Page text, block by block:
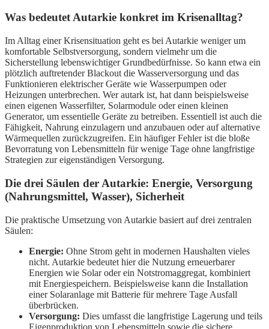
Was bedeutet Autarkie konkret im Krisenalltag?
Im Alltag einer Krisensituation geht es bei Autarkie weniger um
komfortable Selbstversorgung, sondern vielmehr um die
Sicherstellung lebenswichtiger Grundbedürfnisse. So kann etwa ein
plötzlich auftretender Blackout die Wasserversorgung und das
Funktionieren elektrischer Geräte wie Wasserpumpen oder
Heizungen unterbrechen. Wer autark ist, hat dann beispielsweise
einen eigenen Wasserfilter, Solarmodule oder einen kleinen
Generator, um essentielle Geräte zu betreiben. Essentiell ist auch die
Fähigkeit, Nahrung einzulagern und anzubauen oder auf alternative
Wärmequellen zurückzugreifen. Ein häufiger Fehler ist die bloße
Bevorratung von Lebensmitteln für wenige Tage ohne langfristige
Strategien zur eigenständigen Versorgung.
Die drei Säulen der Autarkie: Energie, Versorgung
(Nahrungsmittel, Wasser), Sicherheit
Die praktische Umsetzung von Autarkie basiert auf drei zentralen
Säulen:
Energie: Ohne Strom geht in modernen Haushalten vieles
nicht. Autarkie bedeutet hier die Nutzung erneuerbarer
Energien wie Solar oder ein Notstromaggregat, kombiniert
mit Energiespeichern. Beispielsweise kann die Installation
einer Solaranlage mit Batterie für mehrere Tage Ausfall
überbrücken.
Versorgung: Dies umfasst die langfristige Lagerung und teils
Eigenproduktion von Lebensmitteln sowie die sichere